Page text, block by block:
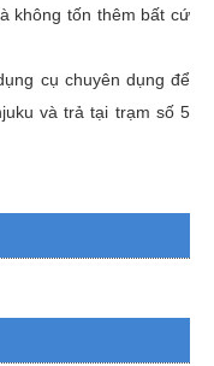
không tốn thêm bất cứ
cụ chuyên dụng để
và trả tại trạm số 5